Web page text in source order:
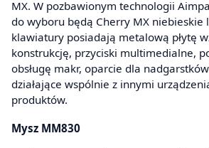
MX. W pozbawionym technologii
do wyboru będą Cherry MX niebieskie
klawiatury posiadają metalową płytę
konstrukcję, przyciski multimedialne,
obsługę makr, oparcie dla
działające wspólnie z innymi
produktów.
Mysz MM830